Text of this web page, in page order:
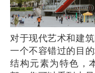
对于现代艺术和建筑的欣赏者而言，蓬皮杜中心是
一个不容错过的目
结构元素为特色，